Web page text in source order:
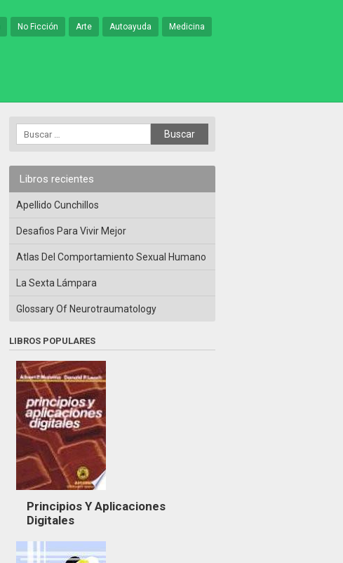
No Ficción Arte Autoayuda Medicina
Libros recientes
Apellido Cunchillos
Desafios Para Vivir Mejor
Atlas Del Comportamiento Sexual Humano
La Sexta Lámpara
Glossary Of Neurotraumatology
LIBROS POPULARES
Principios Y Aplicaciones
Digitales